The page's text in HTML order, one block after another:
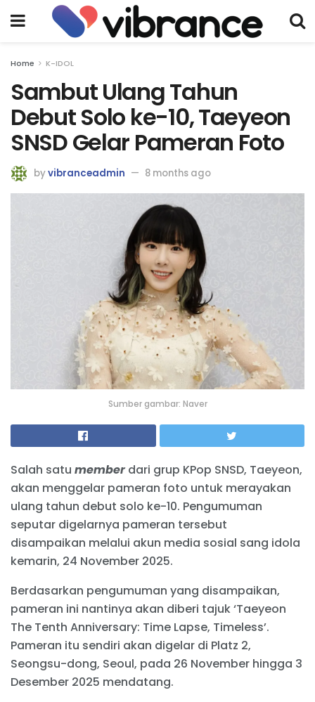
Home K-IDOL
Sambut Ulang Tahun
Debut Solo ke-10, Taeyeon
SNSD Gelar Pameran Foto
byvibranceadmin 8 months ago
Sumber gambar: Naver
Salah satu memberdari grup KPop SNSD, Taeyeon,
akan menggelar pameran foto untuk merayakan
ulang tahun debut solo ke-10. Pengumuman
seputar digelarnya pameran tersebut
disampaikan melalui akun media sosial sang idola
kemarin, 24 November 2025.
Berdasarkan pengumuman yang disampaikan,
pameran ini nantinya akan diberi tajuk ‘Taeyeon
The Tenth Anniversary: Time Lapse, Timeless’.
Pameran itu sendiri akan digelar di Platz 2,
Seongsu-dong, Seoul, pada 26 November hingga 3
Desember 2025 mendatang.